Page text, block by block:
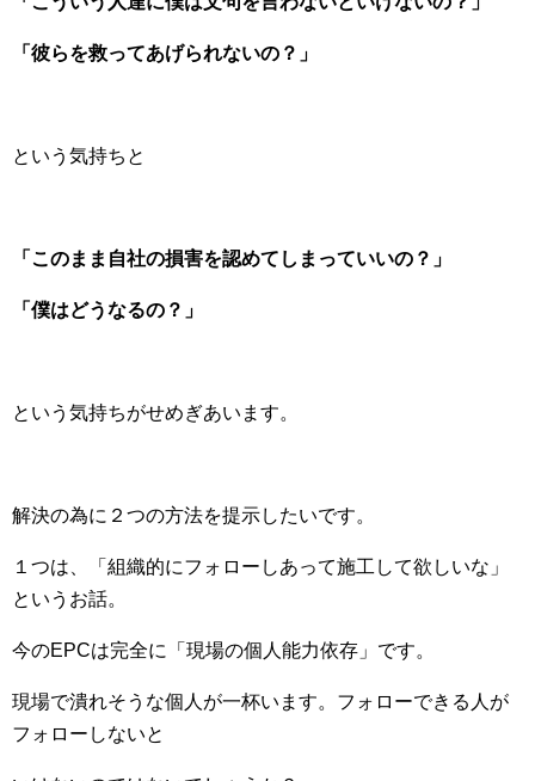
「彼らを救ってあげられないの？」
という気持ちと
「このまま自社の損害を認めてしまっていいの？」
「僕はどうなるの？」
という気持ちがせめぎあいます。
解決の為に２つの方法を提示したいです。
１つは、「組織的にフォローしあって施工して欲しいな」
というお話。
今のEPCは完全に「現場の個人能力依存」です。
現場で潰れそうな個人が一杯います。フォローできる人が
フォローしないと